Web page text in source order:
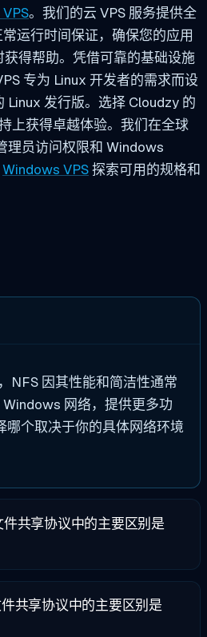
。我们的云 VPS 服务提供全
运行时间保证，确保您的应用
得帮助。凭借可靠的基础设施
专为 Linux 开发者的需求而设
Linux 发行版。选择 Cloudzy 的
上获得卓越体验。我们在全球
理员访问权限和 Windows
Windows VPS探索可用的规格和
NFS 因其性能和简洁性通常
网络，提供更多功
哪个取决于你的具体网络环境
件共享协议中的主要区别是
共享协议中的主要区别是